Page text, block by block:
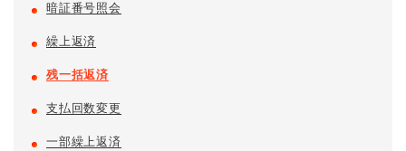
暗証番号照会
繰上返済
残一括返済
支払回数変更
一部繰上返済